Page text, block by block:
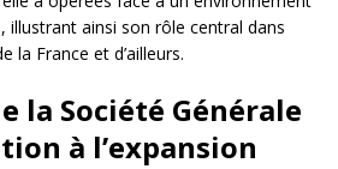
ainsi son rôle central dans
la France et d’ailleurs.
la Société Générale
à l’expansion